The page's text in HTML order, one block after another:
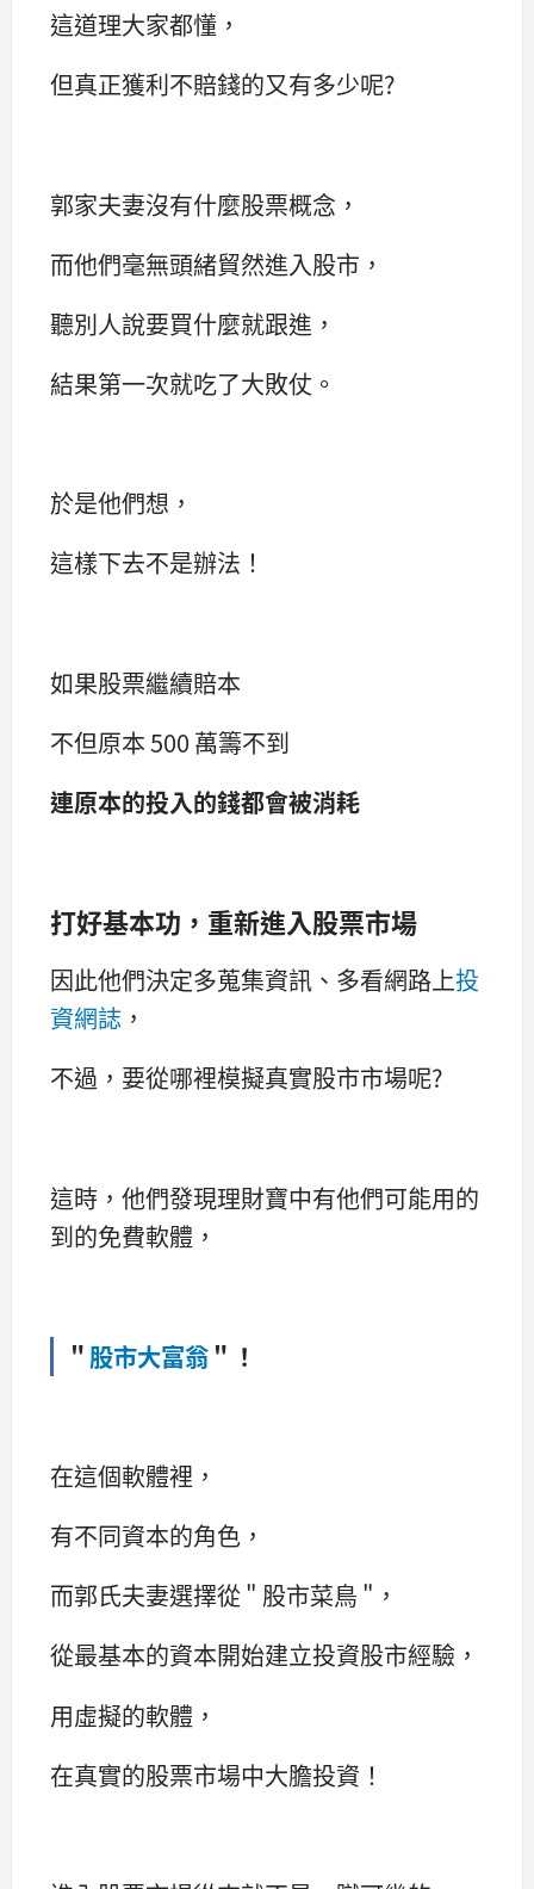
這道理大家都懂，
但真正獲利不賠錢的又有多少呢?
郭家夫妻沒有什麼股票概念，
而他們毫無頭緒貿然進入股市，
聽別人說要買什麼就跟進，
結果第一次就吃了大敗仗。
於是他們想，
這樣下去不是辦法！
如果股票繼續賠本
不但原本 500 萬籌不到
連原本的投入的錢都會被消耗
打好基本功，重新進入股票市場
因此他們決定多蒐集資訊、多看網路上投
資網誌 ，
不過，要從哪裡模擬真實股市市場呢?
這時，他們發現理財寶中有他們可能用的
到的免費軟體，
＂ 股市大富翁 ＂！
在這個軟體裡，
有不同資本的角色，
而郭氏夫妻選擇從 " 股市菜鳥 "，
從最基本的資本開始建立投資股市經驗，
用虛擬的軟體，
在真實的股票市場中大膽投資！